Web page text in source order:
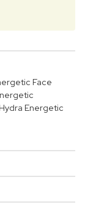
Face
Energetic